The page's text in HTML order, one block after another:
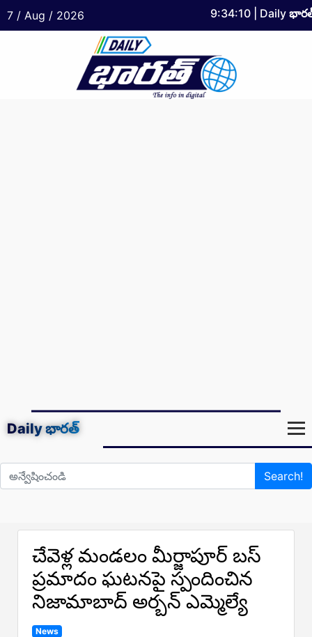
7 / Aug / 2026 9:34:11 | Daily
Dailyభారత్
Search!
చేవెళ్ల మండలం మీర్జాపూర్ బస్
ప్రమాదం ఘటనపై స్పందించిన
నిజామాబాద్ అర్బన్ ఎమ్మెల్యే
News